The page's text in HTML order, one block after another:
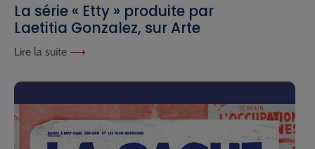
La série « Etty » produite par
Laetitia Gonzalez, sur Arte
Lire la suite